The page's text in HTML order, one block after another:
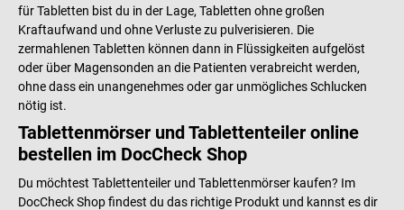
für Tabletten bist du in der Lage, Tabletten ohne großen
Kraftaufwand und ohne Verluste zu pulverisieren. Die
zermahlenen Tabletten können dann in Flüssigkeiten aufgelöst
oder über Magensonden an die Patienten verabreicht werden,
ohne dass ein unangenehmes oder gar unmögliches Schlucken
nötig ist.
Tablettenmörser und Tablettenteiler online
bestellen im DocCheck Shop
Du möchtest Tablettenteiler und Tablettenmörser kaufen? Im
DocCheck Shop findest du das richtige Produkt und kannst es dir